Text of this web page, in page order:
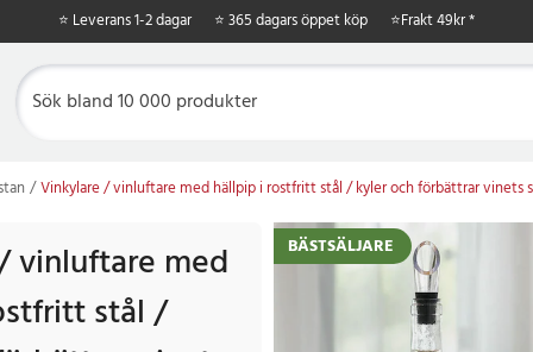
⭐ Leverans 1-2 dagar ⭐ 365 dagars öppet köp ⭐Frakt 49kr *
Vinkylare / vinluftare med hällpip i rostfritt stål / kyler och förbättrar vinets
BÄSTSÄLJARE
vinluftare med
stål /